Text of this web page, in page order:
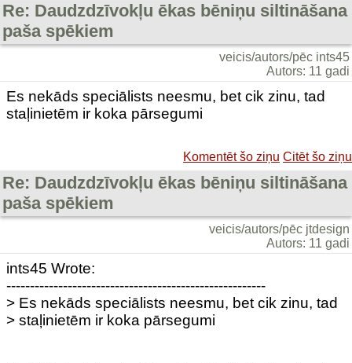
Re: Daudzdzīvokļu ēkas bēniņu siltināšana
paša spēkiem
veicis/autors/pēc ints45
Autors: 11 gadi
Es nekāds speciālists neesmu, bet cik zinu, tad
staļinietēm ir koka pārsegumi
Komentēt šo ziņu Citēt šo ziņu
Re: Daudzdzīvokļu ēkas bēniņu siltināšana
paša spēkiem
veicis/autors/pēc jtdesign
Autors: 11 gadi
ints45 Wrote:
-------------------------------------------------------
> Es nekāds speciālists neesmu, bet cik zinu, tad
> staļinietēm ir koka pārsegumi